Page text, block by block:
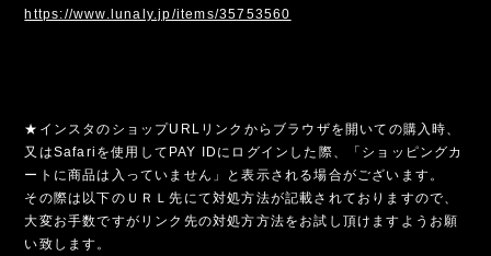
https://www.lunaly.jp/items/35753560
★インスタのショップURLリンクからブラウザを開いての購入時、
又はSafariを使用してPAY IDにログインした際、「ショッピングカ
ートに商品は入っていません」と表示される場合がございます。
その際は以下のＵＲＬ先にて対処方法が記載されておりますので、
大変お手数ですがリンク先の対処方方法をお試し頂けますようお願
い致します。